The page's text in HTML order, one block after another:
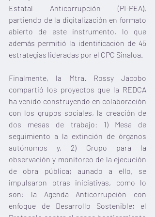
Estatal Anticorrupción (PI-PEA),
partiendo de la digitalización en formato
abierto de este instrumento, lo que
además permitió la identificación de 45
estrategias lideradas por el CPC Sinaloa.
Finalmente, la Mtra. Rossy Jacobo
compartió los proyectos que la REDCA
ha venido construyendo en colaboración
con los grupos sociales, la creación de
dos mesas de trabajo: 1) Mesa de
seguimiento a la extinción de órganos
autónomos y, 2) Grupo para la
observación y monitoreo de la ejecución
de obra pública; aunado a ello, se
impulsaron otras iniciativas, como lo
son: la Agenda Anticorrupción con
enfoque de Desarrollo Sostenible; el